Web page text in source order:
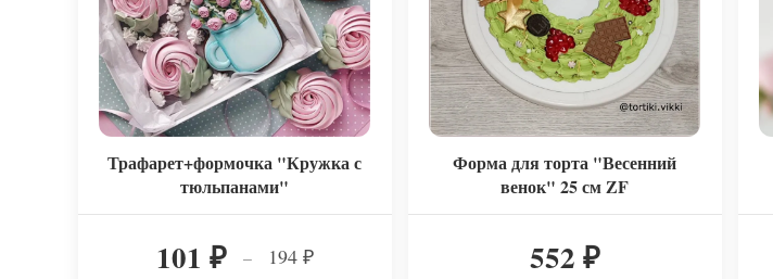
Трафарет+формочка "Кружка с
тюльпанами"
101 ₽ – 194 ₽
Форма для торта "Весенний
венок" 25 см ZF
552 ₽